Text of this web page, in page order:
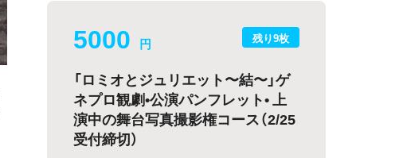
残り9枚
5000 円
「ロミオとジュリエット〜結〜」ゲ
ネプロ観劇•公演パンフレット• 上
演中の舞台写真撮影権コース（2/25
受付締切）